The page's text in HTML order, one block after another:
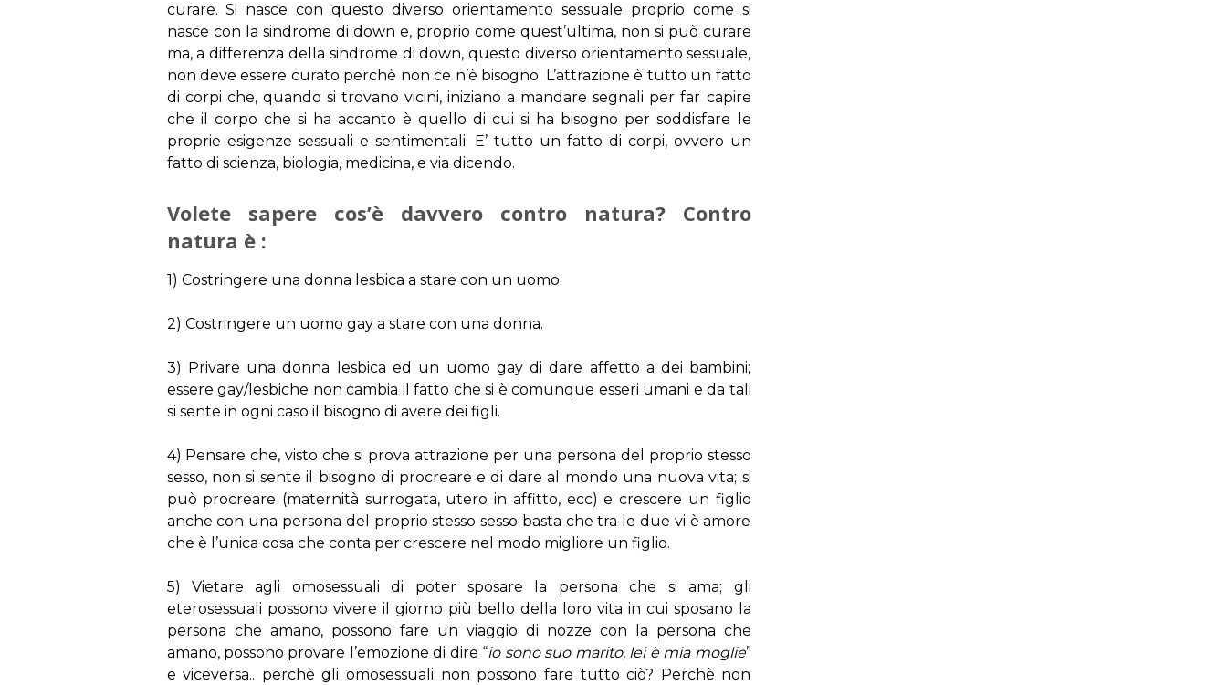
curare. Si nasce con questo diverso orientamento sessuale proprio come si
nasce con la sindrome di down e, proprio come quest’ultima, non si può curare
ma, a differenza della sindrome di down, questo diverso orientamento sessuale,
non deve essere curato perchè non ce n’è bisogno. L’attrazione è tutto un fatto
di corpi che, quando si trovano vicini, iniziano a mandare segnali per far capire
che il corpo che si ha accanto è quello di cui si ha bisogno per soddisfare le
proprie esigenze sessuali e sentimentali. E’ tutto un fatto di corpi, ovvero un
fatto di scienza, biologia, medicina, e via dicendo.
Volete sapere cos’è davvero contro natura? Contro
natura è :
1) Costringere una donna lesbica a stare con un uomo.
2) Costringere un uomo gay a stare con una donna.
3) Privare una donna lesbica ed un uomo gay di dare affetto a dei bambini;
essere gay/lesbiche non cambia il fatto che si è comunque esseri umani e da tali
si sente in ogni caso il bisogno di avere dei figli.
4) Pensare che, visto che si prova attrazione per una persona del proprio stesso
sesso, non si sente il bisogno di procreare e di dare al mondo una nuova vita; si
può procreare (maternità surrogata, utero in affitto, ecc) e crescere un figlio
anche con una persona del proprio stesso sesso basta che tra le due vi è amore
che è l’unica cosa che conta per crescere nel modo migliore un figlio.
5) Vietare agli omosessuali di poter sposare la persona che si ama; gli
eterosessuali possono vivere il giorno più bello della loro vita in cui sposano la
persona che amano, possono fare un viaggio di nozze con la persona che
amano, possono provare l’emozione di dire “io sono suo marito, lei è mia moglie”
e viceversa.. perchè gli omosessuali non possono fare tutto ciò? Perchè non